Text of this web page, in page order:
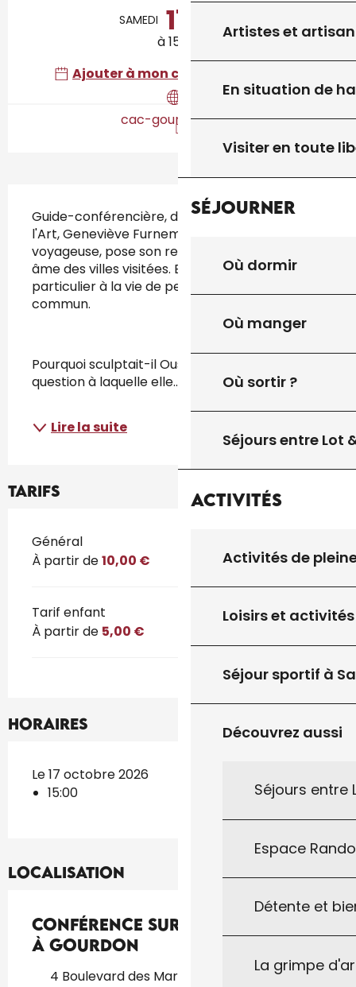
Artistes et
En situation de
Visiter en toute
Séjourner
Où dormir
Où manger
Où sortir ?
Séjours entre Lot
Activités
Activités de
Loisirs et activités
Séjour sportif à
Découvrez aussi
Séjours entre
Espace
Détente et
La grimpe
SAMEDI 17
à 15:00
Ajouter à mon calendrier Google
cac-gourdon.com
Guide-conférencière, diplômée en histoire de
l'Art, Geneviève Furnemont, grande
voyageuse, pose son regard sur le patrimoine,
âme des villes visitées. Elle porte un intérêt
particulier à la vie de personnages hors du
commun.
Pourquoi sculptait-il Ousmane Sow ? C'est la
question à laquelle elle...
Lire la suite
Tarifs
Tarifs 2026
Général
À partir de10,00 €
Tarif enfant
À partir de 5,00 €
Horaires
Le 17 octobre 2026
15:00
Localisation
Conférence sur Ousmane Sow
à Gourdon
4 Boulevard des Martyrs, 46300 Gourdon